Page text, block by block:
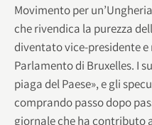
Movimento per
che rivendica la purezza
diventato vice-presidente
Parlamento di Bruxelles. I
piaga del Paese», e gli
comprando passo dopo
giornale che ha contributo